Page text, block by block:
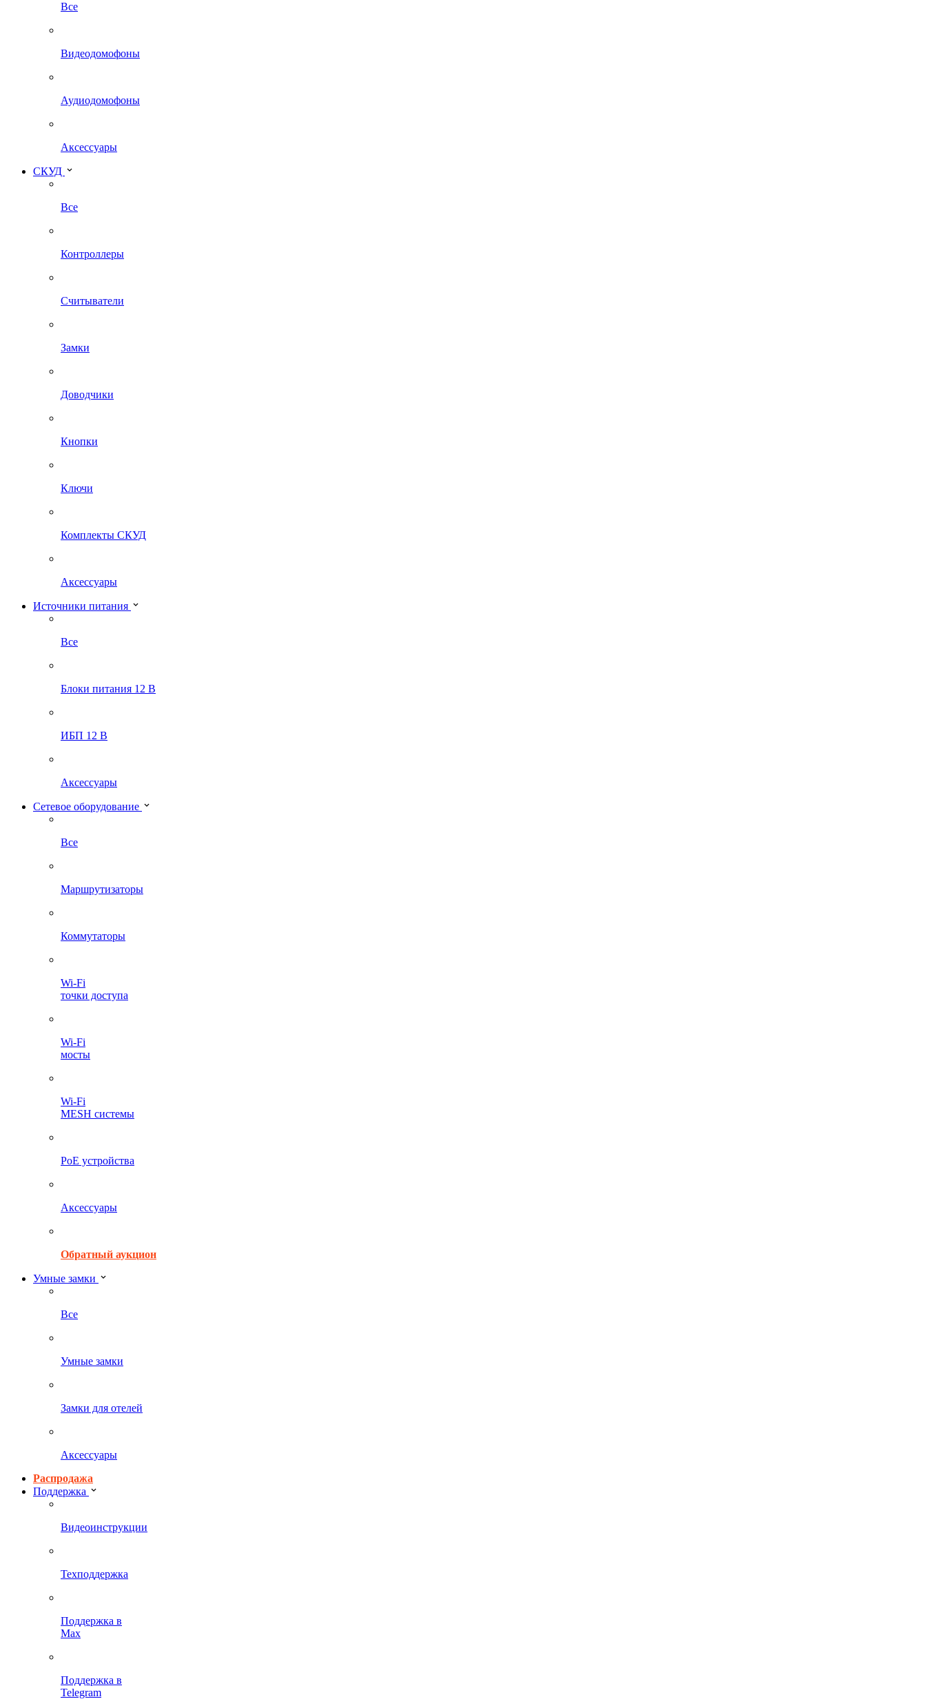
Все
Видеодомофоны
Аудиодомофоны
Аксессуары
СКУД
Все
Контроллеры
Считыватели
Замки
Доводчики
Кнопки
Ключи
Комплекты СКУД
Аксессуары
Источники питания
Все
Блоки питания 12 В
ИБП 12 В
Аксессуары
Сетевое оборудование
Все
Маршрутизаторы
Коммутаторы
Wi-Fi
точки доступа
Wi-Fi
мосты
Wi-Fi
MESH системы
PoE устройства
Аксессуары
Обратный аукцион
Умные замки
Все
Умные замки
Замки для отелей
Аксессуары
Распродажа
Поддержка
Видеоинструкции
Техподдержка
Поддержка в
Max
Поддержка в
Telegram